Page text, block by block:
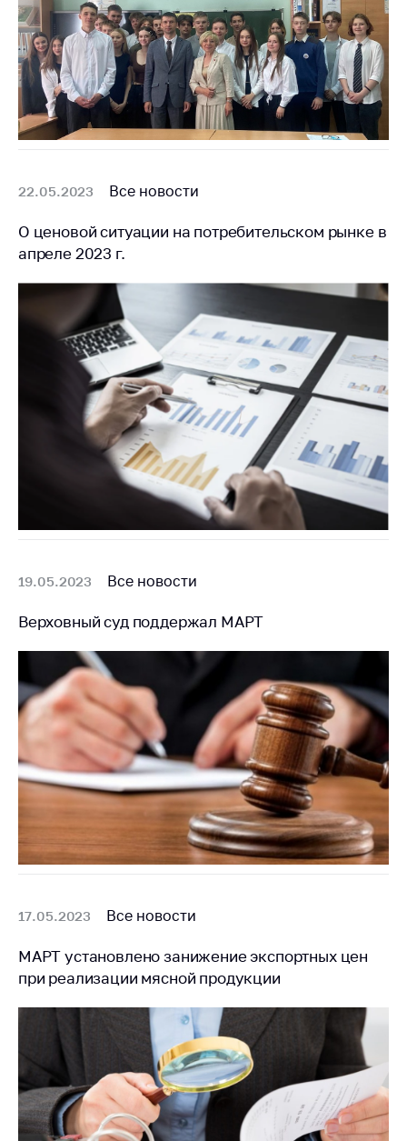
22.05.2023 Все новости
О ценовой ситуации на потребительском рынке в
апреле 2023 г.
19.05.2023 Все новости
Верховный суд поддержал МАРТ
17.05.2023 Все новости
МАРТ установлено занижение экспортных цен
при реализации мясной продукции